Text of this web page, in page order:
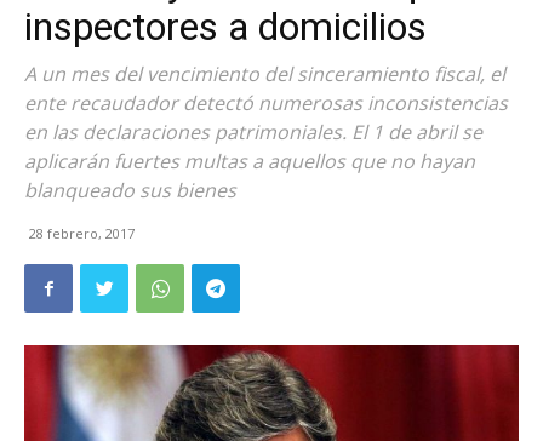
inspectores a domicilios
A un mes del vencimiento del sinceramiento fiscal, el
ente recaudador detectó numerosas inconsistencias
en las declaraciones patrimoniales. El 1 de abril se
aplicarán fuertes multas a aquellos que no hayan
blanqueado sus bienes
28 febrero, 2017